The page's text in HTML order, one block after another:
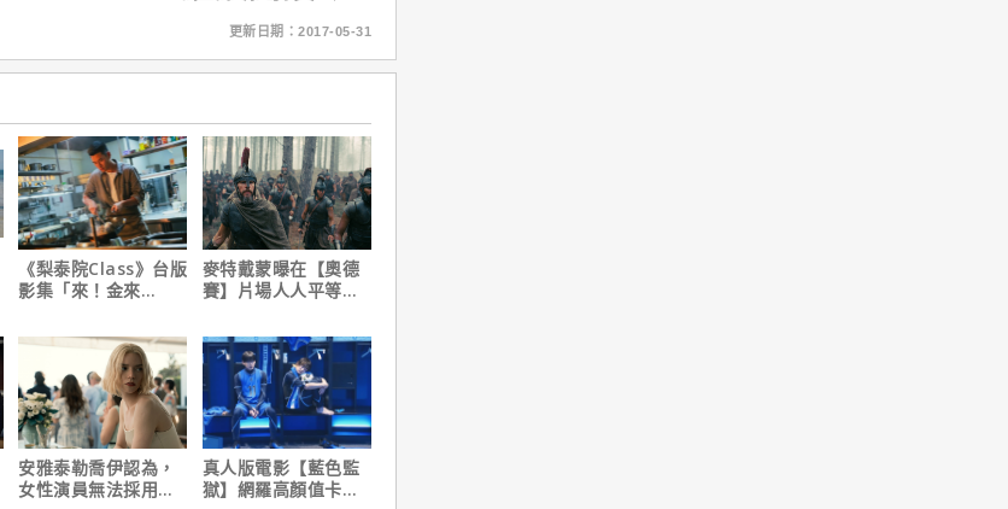
更新日期：2017-05-31
《梨泰院Class》台版
影集「來！金來
上線
麥特戴蒙曝在【奧德
賽】片場人人平等，
安雅泰勒喬伊認為，
女性演員無法採用方
真人版電影【藍色監
獄】網羅高顏值卡司